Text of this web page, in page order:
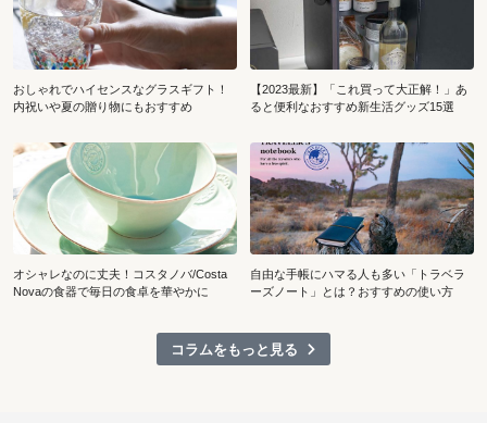
おしゃれでハイセンスなグラスギフト！
内祝いや夏の贈り物にもおすすめ
【2023最新】「これ買って大正解！」あ
ると便利なおすすめ新生活グッズ15選
オシャレなのに丈夫！コスタノバ/Costa
Novaの食器で毎日の食卓を華やかに
自由な手帳にハマる人も多い「トラベラ
ーズノート」とは？おすすめの使い方
コラムをもっと見る